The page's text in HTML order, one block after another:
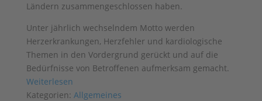
Ländern zusammengeschlossen haben.
Unter jährlich wechselndem Motto werden
Herzerkrankungen, Herzfehler und kardiologische
Themen in den Vordergrund gerückt und auf die
Bedürfnisse von Betroffenen aufmerksam gemacht.
Weiterlesen
Kategorien: Allgemeines